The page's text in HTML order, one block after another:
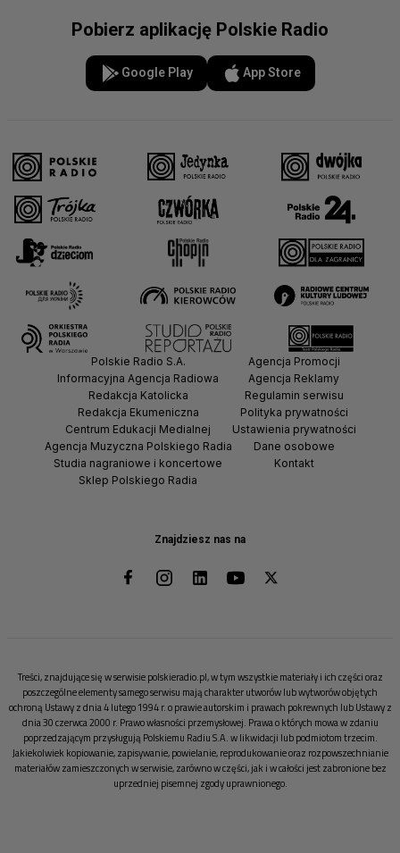
Pobierz aplikację Polskie Radio
Google Play App Store
Znajdziesz nas na
Polskie Radio S.A.
Informacyjna Agencja Radiowa
Redakcja Katolicka
Redakcja Ekumeniczna
Centrum Edukacji Medialnej
Agencja Muzyczna Polskiego Radia
Studia nagraniowe i koncertowe
Sklep Polskiego Radia
Agencja Promocji
Agencja Reklamy
Regulamin serwisu
Polityka prywatności
Ustawienia prywatności
Dane osobowe
Kontakt
Treści, znajdujące się w serwisie polskieradio.pl, w tym wszystkie materiały i ich części oraz
poszczególne elementy samego serwisu mają charakter utworów lub wytworów objętych
ochroną Ustawy z dnia 4 lutego 1994 r. o prawie autorskim i prawach pokrewnych lub Ustawy z
dnia 30 czerwca 2000 r. Prawo własności przemysłowej. Prawa o których mowa w zdaniu
poprzedzającym przysługują Polskiemu Radiu S.A. w likwidacji lub podmiotom trzecim.
Jakiekolwiek kopiowanie, zapisywanie, powielanie, reprodukowanie oraz rozpowszechnianie
materiałów zamieszczonych w serwisie, zarówno w części, jak i w całości jest zabronione bez
uprzedniej pisemnej zgody uprawnionego.